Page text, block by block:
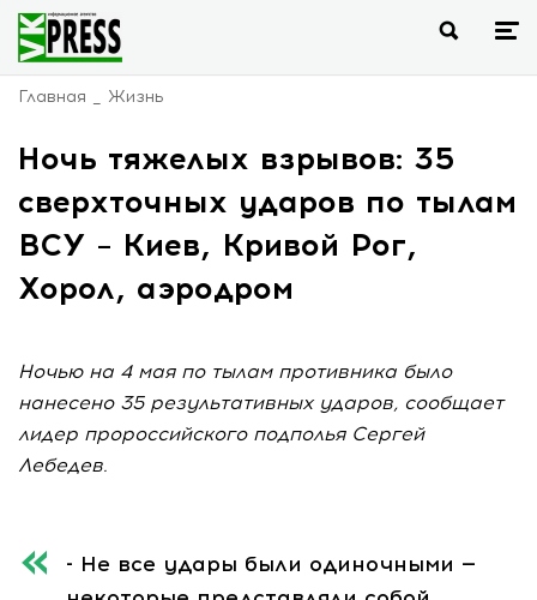
Главная Жизнь
Ночь тяжелых взрывов: 35
сверхточных ударов по тылам
ВСУ – Киев, Кривой Рог,
Хорол, аэродром
Ночью на 4 мая по тылам противника было
нанесено 35 результативных ударов, сообщает
лидер пророссийского подполья Сергей
Лебедев.
- Не все удары были одиночными —